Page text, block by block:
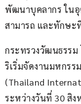
พัฒนาบุคลากร ในอุ
สามารถ และทักษะ
กระทรวงวัฒนธรรม
ริเริ่มจัดงานมหกรร
(Thailand
ระหว่างวันที่ 30 สิ